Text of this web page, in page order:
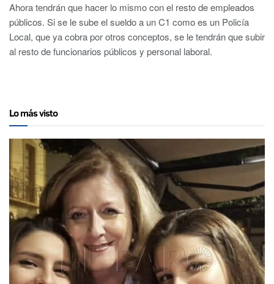
Ahora tendrán que hacer lo mismo con el resto de empleados
públicos. Si se le sube el sueldo a un C1 como es un Policía
Local, que ya cobra por otros conceptos, se le tendrán que subir
al resto de funcionarios públicos y personal laboral.
Lo más visto